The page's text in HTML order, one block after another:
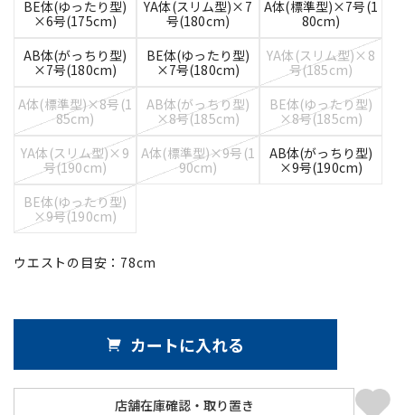
BE体(ゆったり型)
×6号(175cm)
YA体(スリム型)×7
号(180cm)
A体(標準型)×7号(1
80cm)
AB体(がっちり型)
×7号(180cm)
BE体(ゆったり型)
×7号(180cm)
YA体(スリム型)×8
号(185cm)
A体(標準型)×8号(1
85cm)
AB体(がっちり型)
×8号(185cm)
BE体(ゆったり型)
×8号(185cm)
YA体(スリム型)×9
号(190cm)
A体(標準型)×9号(1
90cm)
AB体(がっちり型)
×9号(190cm)
BE体(ゆったり型)
×9号(190cm)
ウエストの目安： 78cm
カートに入れる